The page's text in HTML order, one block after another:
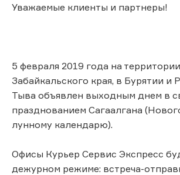
Уважаемые клиенты и партнеры!
5 февраля 2019 года на территории
Забайкальского края, в Бурятии и
Тыва объявлен выходным днем в
празднованием Сагаалгана
лунному календарю).
Офисы Курьер Сервис Экспресс
дежурном режиме: встреча-